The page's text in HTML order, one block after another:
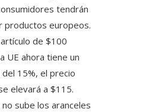
tendrán
productos europeos.
de $100
UE ahora tiene un
15%, el precio
elevará a $115.
sube los aranceles